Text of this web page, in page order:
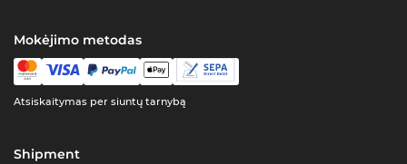
Mokėjimo metodas
Atsiskaitymas per siuntų tarnybą
Shipment